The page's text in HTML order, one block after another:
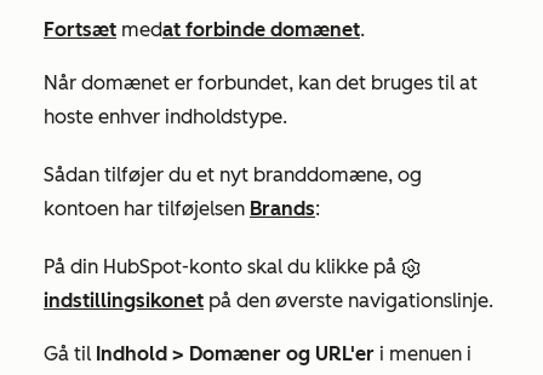
Fortsæt medat forbinde domænet.
Når domænet er forbundet, kan det bruges til at
hoste enhver indholdstype.
Sådan tilføjer du et nyt branddomæne, og
kontoen har tilføjelsen Brands:
På din HubSpot-konto skal du klikke på
indstillingsikonet på den øverste navigationslinje.
Gå til Indhold > Domæner og URL'er i menuen i